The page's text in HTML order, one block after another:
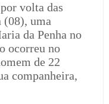
volta das
(08), uma
da Penha no
ocorreu no
de 22
companheira,